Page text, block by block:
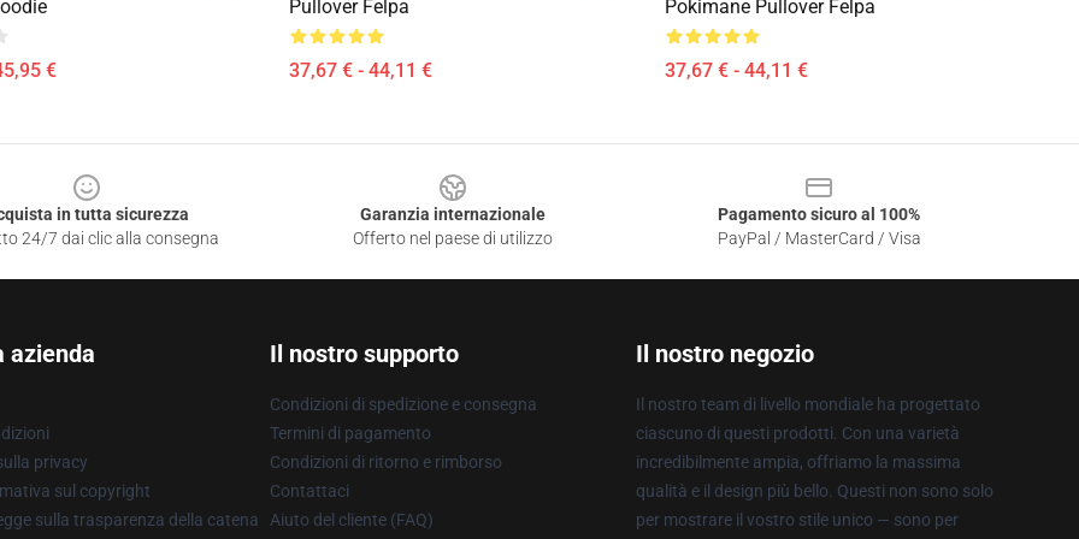
€
Pullover Felpa
37,67 € - 44,11 €
Pokimane Pullover Felpa
37,67 € - 44,11 €
in tutta sicurezza
24/7 dai clic alla consegna
Garanzia internazionale
Offerto nel paese di utilizzo
Pagamento sicuro al 100%
PayPal / MasterCard / Visa
azienda
privacy
sul copyright
sulla trasparenza della catena
Il nostro supporto
Condizioni di spedizione e consegna
Termini di pagamento
Condizioni di ritorno e rimborso
Contattaci
Aiuto del cliente (FAQ)
Il nostro negozio
Il nostro team di livello mondiale ha progettato
ciascuno di questi prodotti. Con una varietà
incredibilmente ampia, offriamo la massima
qualità e il design più bello. Questi non sono solo
per mostrare il vostro stile unico — sono per